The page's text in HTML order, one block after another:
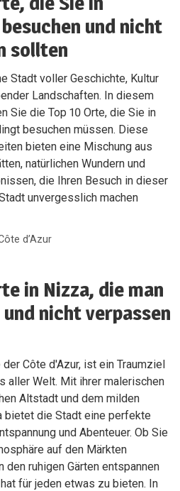
und nicht
sollten
Stadt voller Geschichte, Kultur
Landschaften. In diesem
Sie die Top 10 Orte, die Sie in
besuchen müssen. Diese
bieten eine Mischung aus
natürlichen Wundern und
die Ihren Besuch in dieser
unvergesslich machen
d’Azur
in Nizza, die man
und nicht verpassen
Côte d'Azur, ist ein Traumziel
aller Welt. Mit ihrer malerischen
Altstadt und dem milden
bietet die Stadt eine perfekte
und Abenteuer. Ob Sie
auf den Märkten
den ruhigen Gärten entspannen
für jeden etwas zu bieten. In